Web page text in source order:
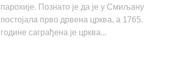
парохије. Познато је да је у Смиљану
постојала прво дрвена црква, а 1765.
године саграђена је црква...